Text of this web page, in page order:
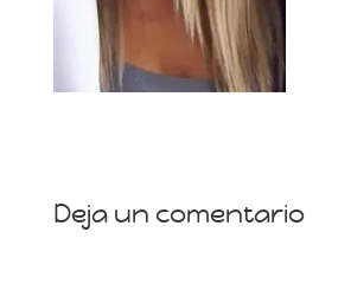
Deja un comentario